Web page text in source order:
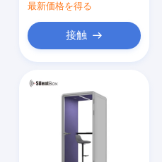
最新価格を得る
接触